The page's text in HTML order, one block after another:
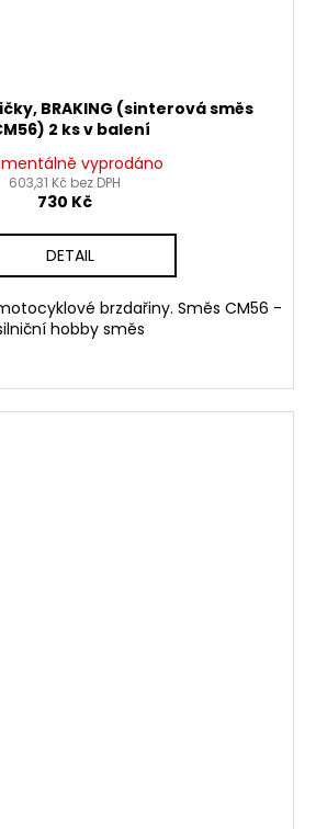
BRAKING (sinterová směs
2 ks v balení
vyprodáno
603,31 Kč bez DPH
730 Kč
DETAIL
brzdařiny. Směs CM56 -
hobby směs